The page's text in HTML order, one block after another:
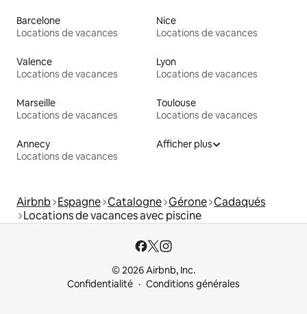
Barcelone
Locations de vacances
Nice
Locations de vacances
Valence
Locations de vacances
Lyon
Locations de vacances
Marseille
Locations de vacances
Toulouse
Locations de vacances
Annecy
Locations de vacances
Afficher plus
Airbnb Espagne Catalogne Gérone Cadaqués
Locations de vacances avec piscine
© 2026 Airbnb, Inc.
Confidentialité
Conditions générales